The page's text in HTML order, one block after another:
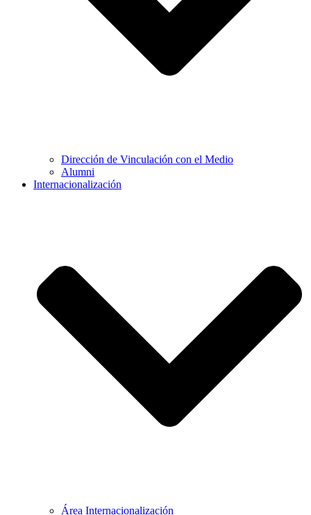
Dirección de Vinculación con el Medio
Alumni
Internacionalización
Área Internacionalización